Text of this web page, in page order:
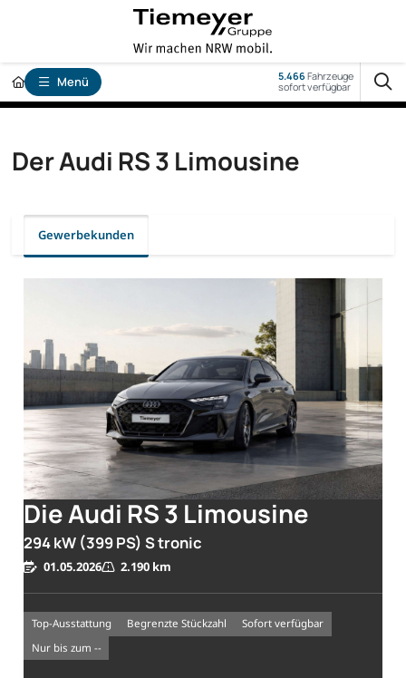
Menü 5.466Fahrzeuge
sofort verfügbar
Der Audi RS 3 Limousine
Gewerbekunden
Die Audi RS 3 Limousine
294 kW (399 PS) S tronic
01.05.2026 2.190 km
Top-Ausstattung begrenzte Stückzahl
sofort verfügbar
nur bis zum --